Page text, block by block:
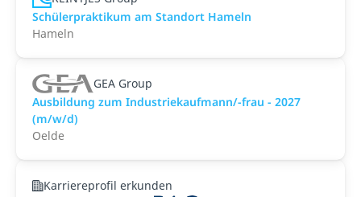
Schülerpraktikum am Standort Hameln
Hameln
GEA Group
Ausbildung zum Industriekaufmann/-frau - 2027
(m/w/d)
Oelde
Karriereprofil erkunden